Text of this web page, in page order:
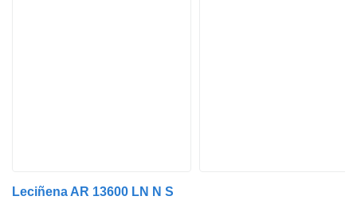
Leciñena AR 13600 LN N S